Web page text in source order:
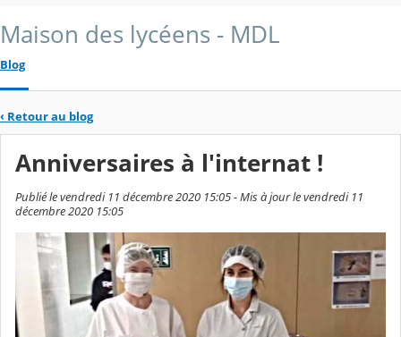
Maison des lycéens - MDL
Blog
‹ Retour au blog
Anniversaires à l'internat !
Publié le vendredi 11 décembre 2020 15:05 - Mis à jour le vendredi 11
décembre 2020 15:05